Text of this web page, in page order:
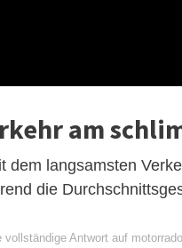
am
langsamsten
die
vollständige Antwort auf